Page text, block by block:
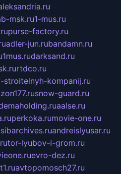
msk.ru1-mus.ru
purse-factory.ru
adler-jun.rubandamn.ru
1mus.rudarksand.ru
rtdco.ru
kompanij.ru
snow-guard.ru
aalse.ru
perkoka.rumovie-one.ru
sibarchives.ruandreislyusar.ru
tor-lyubov-i-grom.ru
evro-dez.ru
avtopomosch27.ru